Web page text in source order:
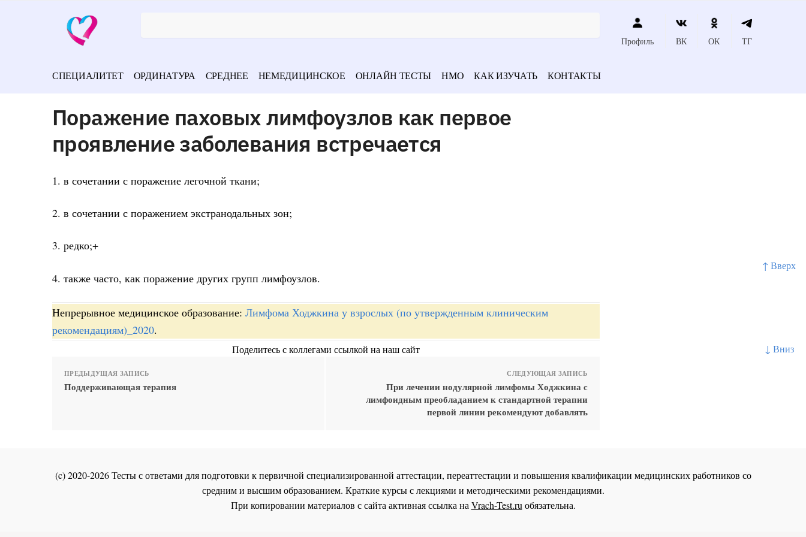
↑ Вверх
↓ Вниз
Профиль ВК ОК ТГ
СПЕЦИАЛИТЕТ ОРДИНАТУРА СРЕДНЕЕ НЕМЕДИЦИНСКОЕ ОНЛАЙН ТЕСТЫ НМО КАК ИЗУЧАТЬ КОНТАКТЫ
Поражение паховых лимфоузлов как первое
проявление заболевания встречается
1. в сочетании с поражение легочной ткани;
2. в сочетании с поражением экстранодальных зон;
3. редко;+
4. также часто, как поражение других групп лимфоузлов.
Непрерывное медицинское образование: Лимфома Ходжкина у взрослых (по утвержденным клиническим
рекомендациям)_2020.
Поделитесь с коллегами ссылкой на наш сайт
ПРЕДЫДУЩАЯ ЗАПИСЬ
Поддерживающая терапия
СЛЕДУЮЩАЯ ЗАПИСЬ
При лечении нодулярной лимфомы Ходжкина с
лимфоидным преобладанием к стандартной терапии
первой линии рекомендуют добавлять
(c) 2020-2026 Тесты с ответами для подготовки к первичной специализированной аттестации, переаттестации и повышения квалификации медицинских работников со
средним и высшим образованием. Краткие курсы с лекциями и методическими рекомендациями.
При копировании материалов с сайта активная ссылка наVrach-Test.ruобязательна.